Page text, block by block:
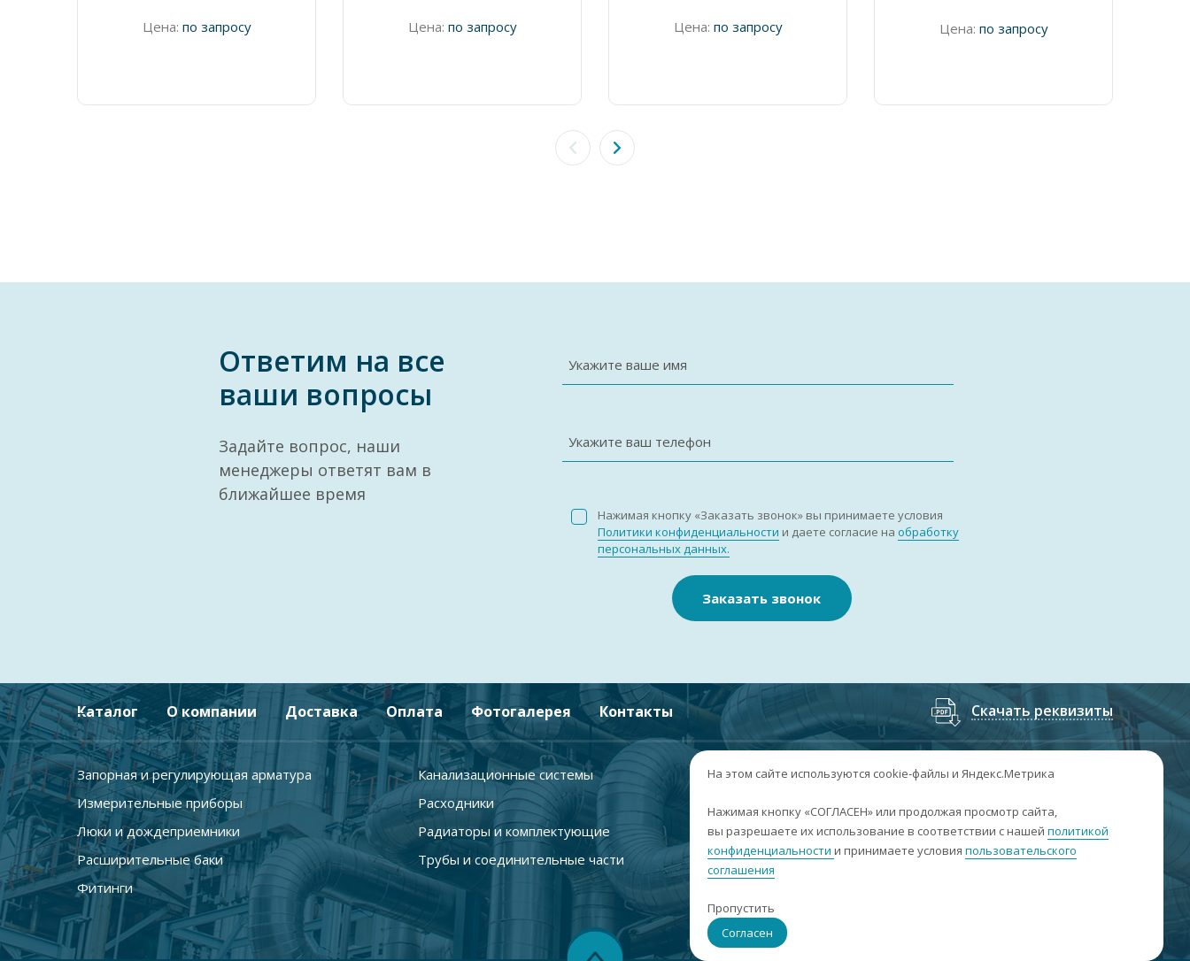
Цена: по запросу Цена: по запросу Цена: по запросу Цена: по запросу
Ответим на все
ваши вопросы
Задайте вопрос, наши
менеджеры ответят вам в
ближайшее время
Укажите ваше имя
Укажите ваш телефон
Нажимая кнопку «Заказать звонок» вы принимаете условия
Политики конфиденциальности и даете согласие на обработку
персональных данных.
Заказать звонок
Каталог О компании Доставка Оплата Фотогалерея Контакты Скачать реквизиты
Запорная и регулирующая арматура
Канализационные системы
Измерительные приборы
Расходники
Люки и дождеприемники
Радиаторы и комплектующие
Расширительные баки
Трубы и соединительные части
Фитинги
+7 (3852) 50-60-74;+7 (3852) 50-60-73
г. Барнаул, пр. Ленина, 158А, Н1/204
сб-вс: выходные
На этом сайте используются cookie-файлы и Яндекс.Метрика
Нажимая кнопку «СОГЛАСЕН» или продолжая просмотр сайта,
вы разрешаете их использование в соответствии с нашей политикой
конфиденциальности и принимаете условия пользовательского
соглашения
Пропустить
Согласен